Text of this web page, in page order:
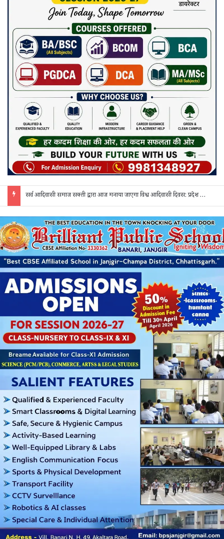
सर्व आदिवासी समाज सक्ती द्वारा आज मनाया जाएगा विश्व आदिवासी दिवस: प्रदेश व जिला स्तर के पदाधिकारी होंगे शामिल